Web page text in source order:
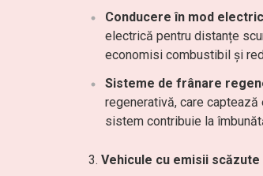
Conducere în mod
electrică pentru distanțe
economisi combustibil și
Sisteme de frânare
regenerativă, care
sistem contribuie la
Vehicule cu emisii